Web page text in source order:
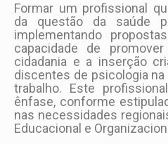
Formar um profissional
da questão da saúde
implementando
capacidade de
cidadania e a inserção
discentes de psicologia
trabalho. Este
ênfase, conforme
nas necessidades
Educacional e